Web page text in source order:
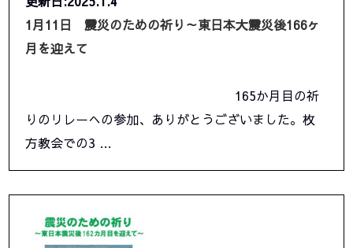
1月11日 震災のための祈り～東日本大震災後166ヶ
月を迎えて
165か月目の祈
りのリレーへの参加、ありがとうございました。枚
方教会での3 …